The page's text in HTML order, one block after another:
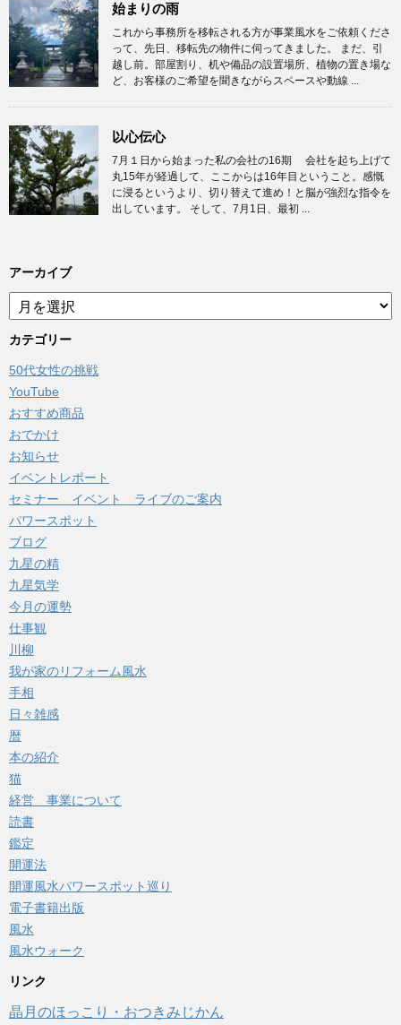
始まりの雨
これから事務所を移転される方が事業風水をご依頼くださ
って、先日、移転先の物件に伺ってきました。 まだ、引
越し前。部屋割り、机や備品の設置場所、植物の置き場な
ど、お客様のご希望を聞きながらスペースや動線 ...
以心伝心
7月１日から始まった私の会社の16期 会社を起ち上げて
丸15年が経過して、ここからは16年目ということ。感慨
に浸るというより、切り替えて進め！と脳が強烈な指令を
出しています。 そして、7月1日、最初 ...
アーカイブ
ア
ー
カ
ブ
カテゴリー
50代女性の挑戦
YouTube
おすすめ商品
おでかけ
お知らせ
イベントレポート
セミナー イベント ライブのご案内
パワースポット
ブログ
九星の精
九星気学
今月の運勢
仕事観
川柳
我が家のリフォーム風水
手相
日々雑感
暦
本の紹介
猫
経営 事業について
読書
鑑定
開運法
開運風水パワースポット巡り
電子書籍出版
風水
風水ウォーク
リンク
晶月のほっこり・おつきみじかん